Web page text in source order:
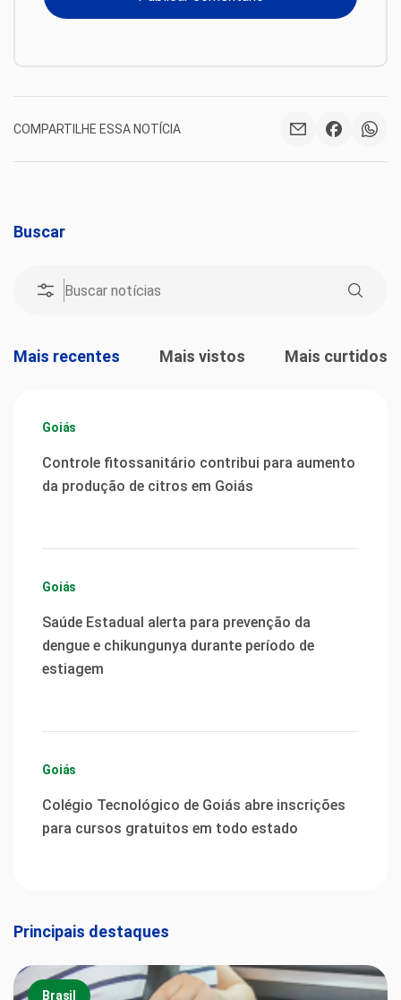
COMPARTILHE ESSA NOTÍCIA
Buscar
Mais recentes Mais vistos Mais curtidos
Goiás
Controle fitossanitário contribui para aumento
da produção de citros em Goiás
Goiás
Saúde Estadual alerta para prevenção da
dengue e chikungunya durante período de
estiagem
Goiás
Colégio Tecnológico de Goiás abre inscrições
para cursos gratuitos em todo estado
Principais destaques
Brasil